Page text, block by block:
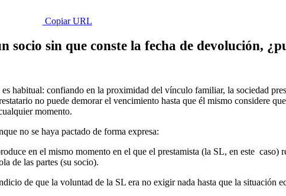
Copiar URL
socio sin que conste la fecha de devolución,
es habitual: confiando en la proximidad del vínculo familiar, la sociedad
no puede demorar el vencimiento hasta que él mismo considere
momento.
no se haya pactado de forma expresa:
en el mismo momento en el que el prestamista (la SL, en este
de las partes (su socio).
de que la voluntad de la SL era no exigir nada hasta que la situación